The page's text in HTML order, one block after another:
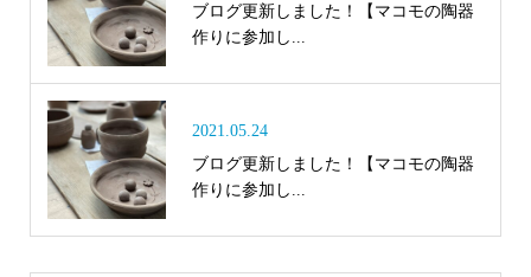
ブログ更新しました！【マコモの陶器
作りに参加し...
2021.05.24
ブログ更新しました！【マコモの陶器
作りに参加し...